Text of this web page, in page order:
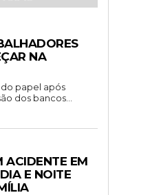
NA
papel após
dos bancos...
ACIDENTE EM
E NOITE